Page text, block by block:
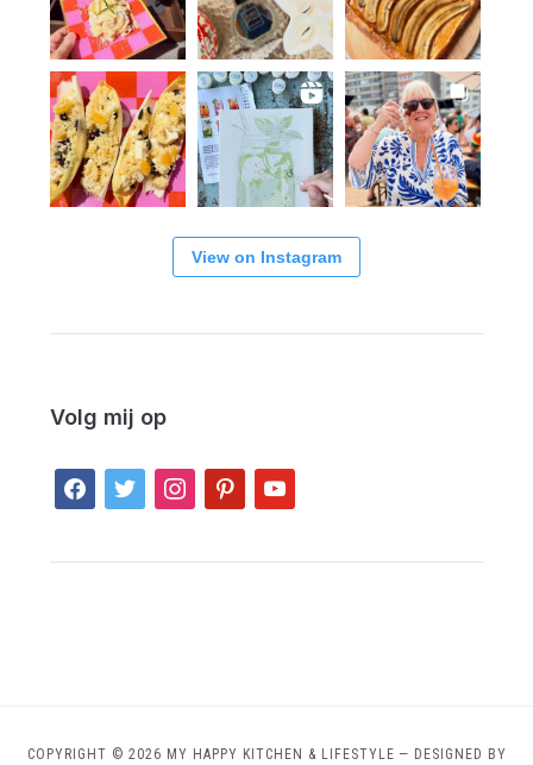
View on Instagram
Volg mij op
facebook
twitter instagrampinterestyoutube
COPYRIGHT © 2026 MY HAPPY KITCHEN & LIFESTYLE — DESIGNED BY